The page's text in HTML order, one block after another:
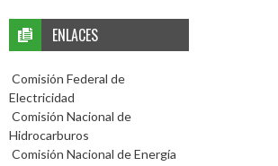
ENLACES
Comisión Federal de
Electricidad
Comisión Nacional de
Hidrocarburos
Comisión Nacional de Energía